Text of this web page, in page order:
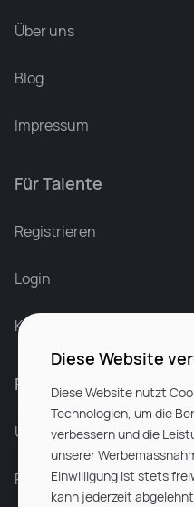
Über uns
Blog
Impressum
Für Talente
Registrieren
Login
Karriere bei Rocken
Für Unternehmen
Unsere Dienstleistungen
Partnerunternehmen
Diese Website
Diese Website nutzt
Technologien, um die
verbessern und die
unserer
Einwilligung ist stets
kann jederzeit